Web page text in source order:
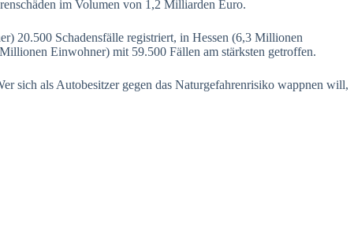
im Volumen von 1,2 Milliarden Euro.
20.500 Schadensfälle registriert, in Hessen (6,3 Millionen
Einwohner) mit 59.500 Fällen am stärksten getroffen.
sich als Autobesitzer gegen das Naturgefahrenrisiko wappnen will,